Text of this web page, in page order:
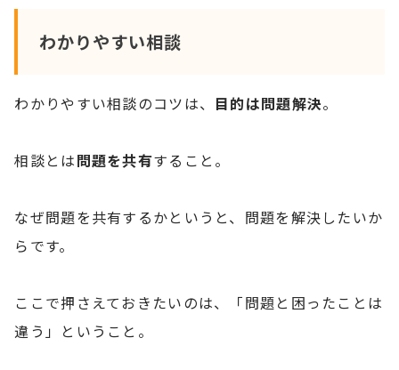
わかりやすい相談
わかりやすい相談のコツは、 目的は問題解決。
相談とは問題を共有すること。
なぜ問題を共有するかというと、問題を解決したいか
らです。
ここで押さえておきたいのは、「問題と困ったことは
違う」ということ。